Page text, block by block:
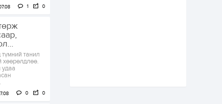
1 0
танил
хөөрөлдлөө.
удаа
0 0